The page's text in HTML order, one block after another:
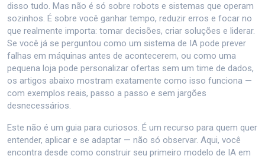
disso tudo. Mas não é só sobre robots e sistemas que operam
sozinhos. É sobre você ganhar tempo, reduzir erros e focar no
que realmente importa: tomar decisões, criar soluções e liderar.
Se você já se perguntou como um sistema de IA pode prever
falhas em máquinas antes de acontecerem, ou como uma
pequena loja pode personalizar ofertas sem um time de dados,
os artigos abaixo mostram exatamente como isso funciona —
com exemplos reais, passo a passo e sem jargões
desnecessários.
Este não é um guia para curiosos. É um recurso para quem quer
entender, aplicar e se adaptar — não só observar. Aqui, você
encontra desde como construir seu primeiro modelo de IA em